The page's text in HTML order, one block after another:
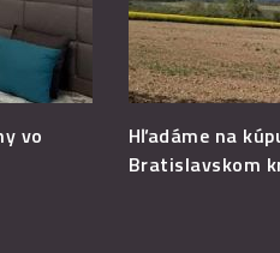
vo
Hľadáme na
Bratislavskom